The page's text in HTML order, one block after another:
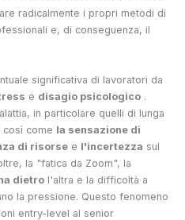
radicalmente i propri metodi di
e, di conseguenza, il
significativa di lavoratori da
e disagio psicologico .
in particolare quelli di lunga
così come la sensazione di
di risorse e l'incertezza sul
la "fatica da Zoom", la
dietro l'altra e la difficoltà a
la pressione. Questo fenomeno
entry-level al senior